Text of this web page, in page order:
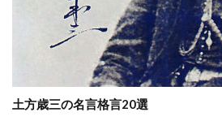
土方歳三の名言格言20選